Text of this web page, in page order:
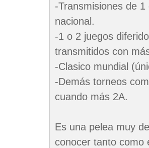
-Transmisiones de
nacional.
-1 o 2 juegos
transmitidos con
-Clasico mundial
-Demás torneos
cuando más 2A.
Es una pelea muy
conocer tanto como